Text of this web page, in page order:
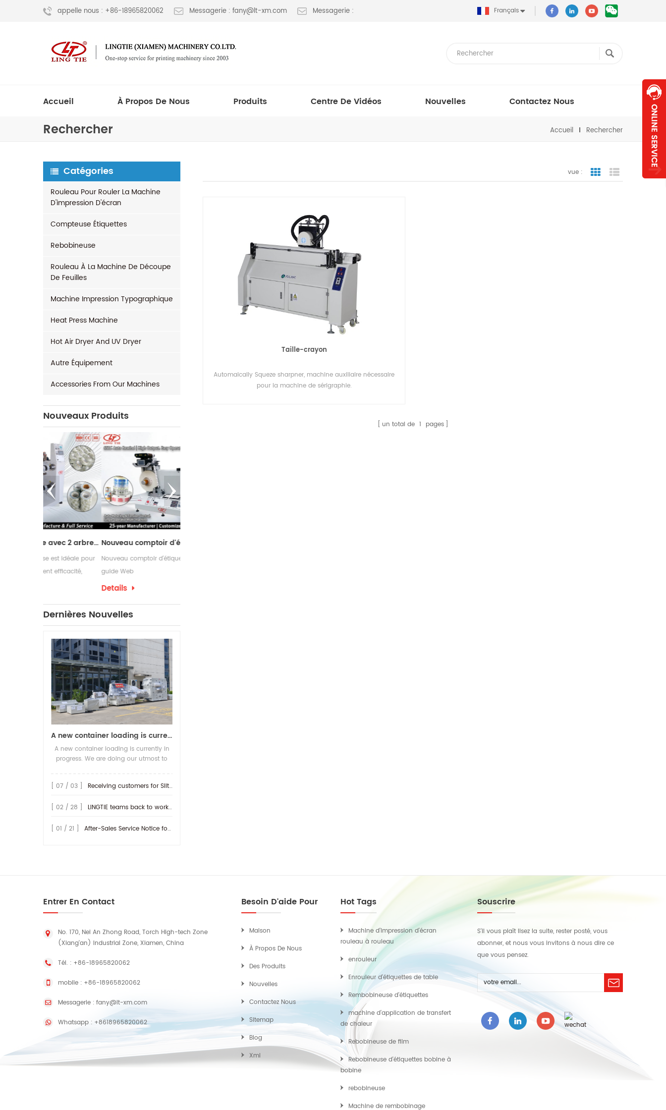
appelle nous : +86-18965820062 Messagerie : fany@lt-xm.com Messagerie : Français
Accueil À Propos De Nous Produits Centre De Vidéos Nouvelles Contactez Nous
Rechercher Accueil Rechercher
Catégories
Rouleau Pour Rouler La Machine
D'impression D'écran
Compteuse Étiquettes
Rebobineuse
Rouleau À La Machine De Découpe
De Feuilles
Machine Impression Typographique
Heat Press Machine
Hot Air Dryer And UV Dryer
Autre Équipement
Accessories From Our Machines
Nouveaux Produits
Machine de refendage avec 2 arbres de rembobinage Nouveau comptoir d'étiquettes design avec guide Web
Nouveau comptoir d'étiquettes design avec
guide Web
Dernières Nouvelles
A new container loading is currently in progress.
A new container loading is currently in
progress. We are doing our utmost to
earliest possible time.
[ 07 / 03 ] Receiving customers for Slitting machine with differential Slip Shaft
[ 02 / 28 ] LINGTIE teams back to work at Feb.25th.
[ 01 / 21 ] After-Sales Service Notice for Turkey Region
vue : vue de la grille
vue de liste
Taille-crayon
Automaically Squeze sharpner, machine auxiliaire nécessaire
pour la machine de sérigraphie.
un total de 1 pages
Entrer En Contact
No. 170, Nei An Zhong Road, Torch High-tech Zone
(Xiang'an) Industrial Zone, Xiamen, China
Tél. : +86-18965820062
mobile : +86-18965820062
Messagerie : fany@lt-xm.com
Whatsapp : +8618965820062
Besoin D'aide Pour
Maison
À Propos De Nous
Des Produits
Nouvelles
Contactez Nous
Sitemap
Blog
Xml
Hot Tags
Machine d'impression d'écran
rouleau à rouleau
enrouleur
Enrouleur d'étiquettes de table
Rembobineuse d'étiquettes
machine d'application de transfert
de chaleur
Rebobineuse de film
Rebobineuse d'étiquettes bobine à
bobine
rebobineuse
Machine de rembobinage
Souscrire
S'il vous plaît lisez la suite, rester posté, vous
abonner, et nous vous invitons à nous dire ce
que vous pensez.